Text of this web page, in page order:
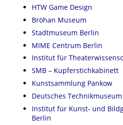
HTW Game Design
Bröhan Museum
Stadtmuseum Berlin
MIME Centrum Berlin
Institut für
SMB – Kupferstichkabinett
Kunstsammlung Pankow
Deutsches
Institut für Kunst- und
Berlin